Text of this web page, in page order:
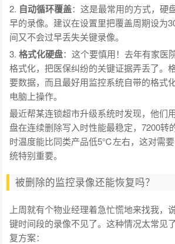
2. 自动循环覆盖：这是最常用的方式，硬
早的录像。建议在设置里把覆盖周期设为
间又不会过早丢失关键录像。
3.格式化硬盘：这个要慎用！去年有家医
格式化，把医保纠纷的关键证据弄丢了。
要数据，而且最好用监控系统自带的格式
电脑上操作。
最近帮某连锁超市升级系统时发现，他们
盘在连续删除写入时性能最稳定，7200转
时温度能比同类产品低5℃左右，这对需
统特别重要。
被删除的监控录像还能恢复吗？
上周就有个物业经理着急忙慌地来找我，
键时间段的录像不见了。这种情况太常见
复方案：